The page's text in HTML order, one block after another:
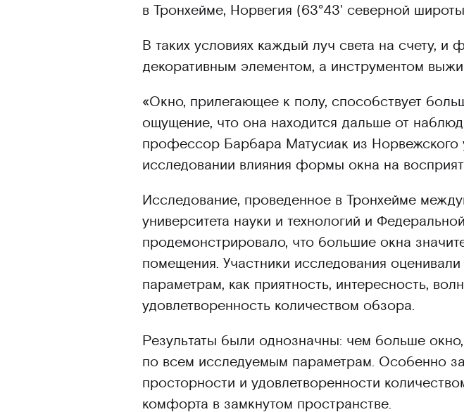
в Тронхейме, Норвегия (63°43' северной
В таких условиях каждый луч света на счету, и
декоративным элементом, а инструментом
«Окно, прилегающее к полу, способствует
ощущение, что она находится дальше от
профессор Барбара Матусиак из Норвежского
исследовании влияния формы окна на
Исследование, проведенное в Тронхейме
университета науки и технологий и
продемонстрировало, что большие окна
помещения. Участники исследования
параметрам, как приятность, интересность,
удовлетворенность количеством обзора.
Результаты были однозначны: чем больше
по всем исследуемым параметрам. Особенно
просторности и удовлетворенности
комфорта в замкнутом пространстве.